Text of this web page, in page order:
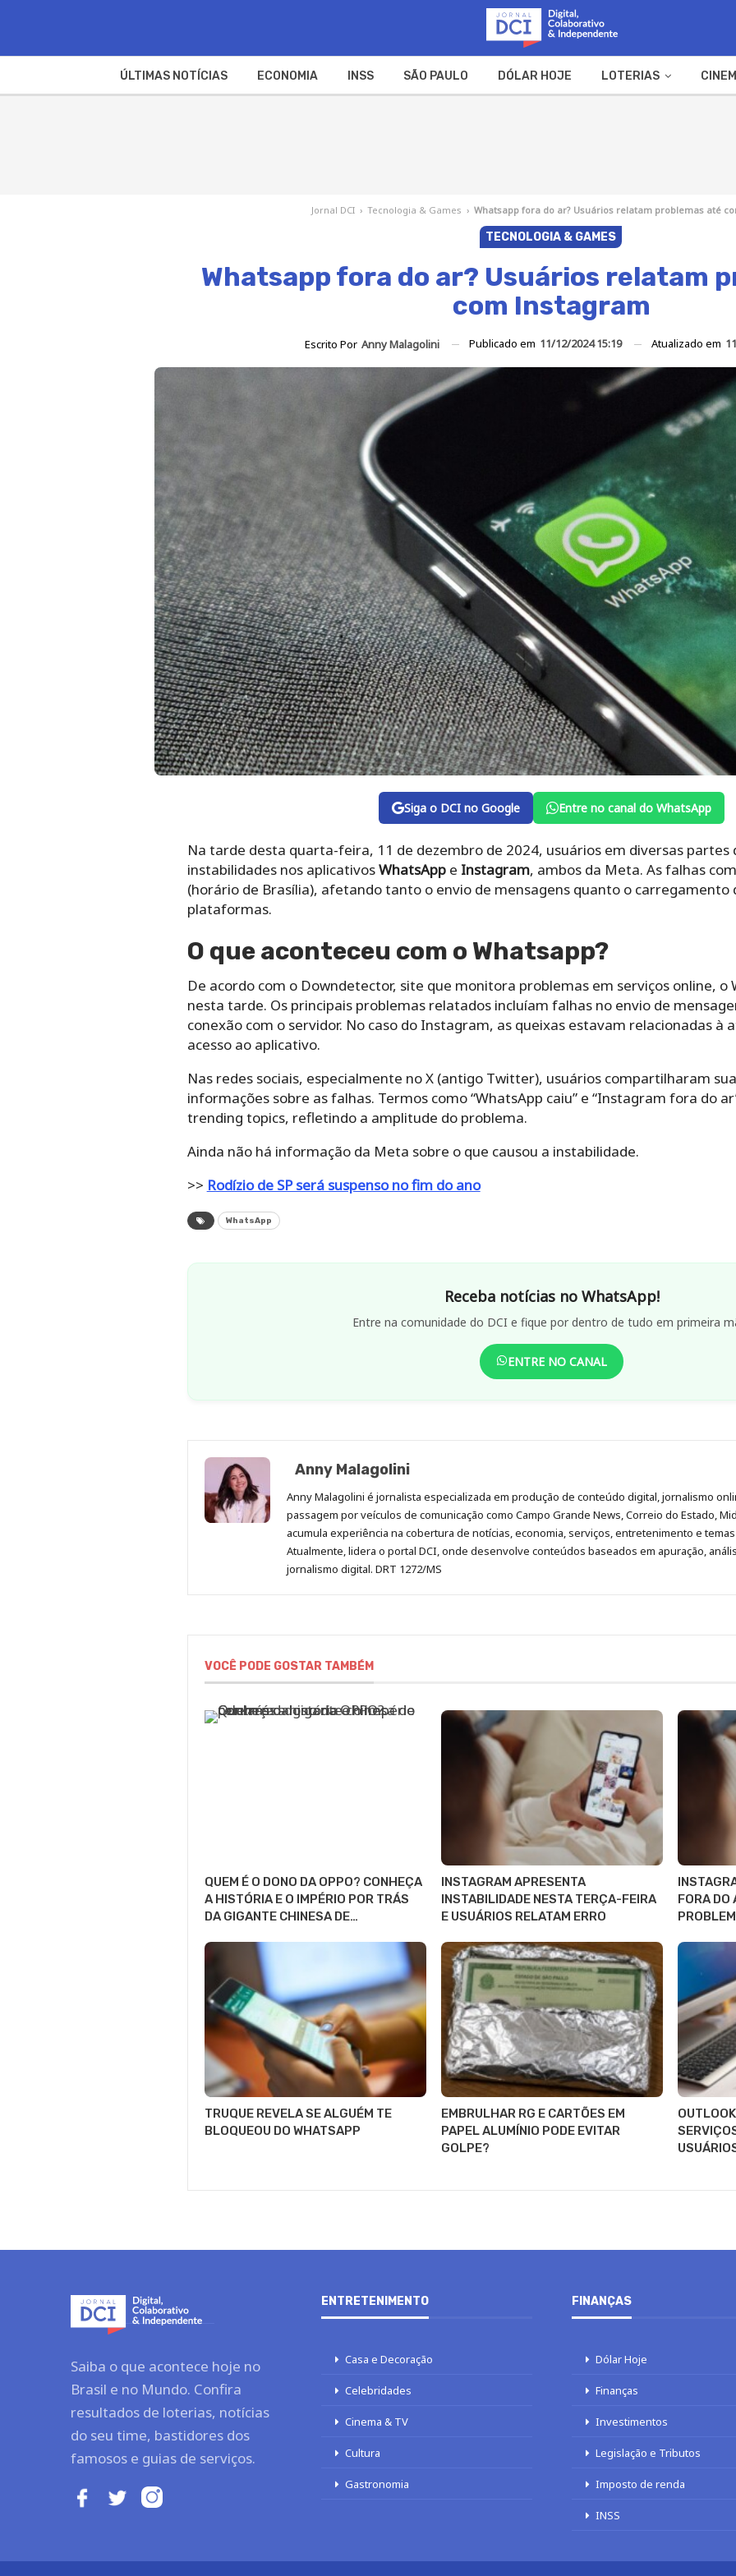
ÚLTIMAS NOTÍCIAS ECONOMIA INSS SÃO PAULO DÓLAR HOJE LOTERIAS
Jornal DCI › Tecnologia & Games › Whatsapp fora do ar? Usuários relatam problemas até
TECNOLOGIA & GAMES
Whatsapp fora do ar? Usuários relatam
com Instagram
Escrito Por Anny Malagolini Publicado em 11/12/2024 15:19 Atualizado em
Siga o DCI no Google Entre no canal do WhatsApp
Na tarde desta quarta-feira, 11 de dezembro de 2024, usuários em diversas
instabilidades nos aplicativosWhatsAppe Instagram, ambos da Meta. As falhas
(horário de Brasília), afetando tanto o envio de mensagens quanto o carregamento
plataformas.
O que aconteceu com o Whatsapp?
De acordo com o Downdetector, site que monitora problemas em serviços online, o
nesta tarde. Os principais problemas relatados incluíam falhas no envio de
conexão com o servidor. No caso do Instagram, as queixas estavam relacionadas à
acesso ao aplicativo.
Nas redes sociais, especialmente no X (antigo Twitter), usuários compartilharam
informações sobre as falhas. Termos como “WhatsApp caiu” e “Instagram fora do
trending topics, refletindo a amplitude do problema.
Ainda não há informação da Meta sobre o que causou a instabilidade.
>> Rodízio de SP será suspenso no fim do ano
WhatsApp
Receba notícias no WhatsApp!
Entre na comunidade do DCI e fique por dentro de tudo em primeira
ENTRE NO CANAL
Anny Malagolini
Anny Malagolini é jornalista especializada em produção de conteúdo digital, jornalismo
passagem por veículos de comunicação como Campo Grande News, Correio do Estado,
acumula experiência na cobertura de notícias, economia, serviços, entretenimento e
Atualmente, lidera o portal DCI, onde desenvolve conteúdos baseados em apuração,
jornalismo digital. DRT 1272/MS
VOCÊ PODE GOSTAR TAMBÉM
QUEM É O DONO DA OPPO? CONHEÇA
A HISTÓRIA E O IMPÉRIO POR TRÁS
DA GIGANTE CHINESA DE…
INSTAGRAM APRESENTA
INSTABILIDADE NESTA TERÇA-FEIRA
E USUÁRIOS RELATAM ERRO
FORA DO
TRUQUE REVELA SE ALGUÉM TE
BLOQUEOU DO WHATSAPP
EMBRULHAR RG E CARTÕES EM
PAPEL ALUMÍNIO PODE EVITAR
GOLPE?
Saiba o que acontece hoje no
Brasil e no Mundo. Confira
resultados de loterias, notícias
do seu time, bastidores dos
famosos e guias de serviços.
ENTRETENIMENTO
Casa e Decoração
Celebridades
Cinema & TV
Cultura
Gastronomia
FINANÇAS
Dólar Hoje
Finanças
Investimentos
Legislação e Tributos
Imposto de renda
INSS